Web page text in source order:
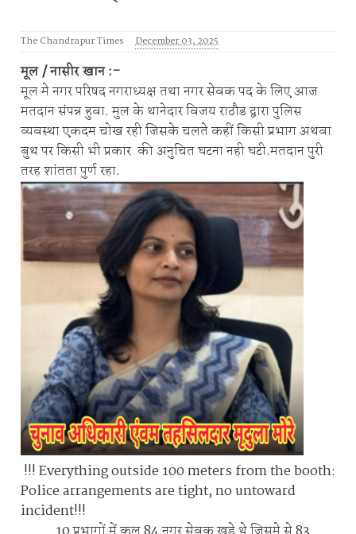
The Chandrapur Times December 03, 2025
मूल / नासीर खान :-
मूल मे नगर परिषद नगराध्यक्ष तथा नगर सेवक पद के लिए आज
मतदान संपन्न हुवा. मुल के थानेदार विजय राठौड द्वारा पुलिस
व्यवस्था एकदम चोख रही जिसके चलते कहीं किसी प्रभाग अथवा
बुथ पर किसी भी प्रकार की अनुचित घटना नही घटी.मतदान पुरी
तरह शांतता पुर्ण रहा.
!!! Everything outside 100 meters from the booth:
Police arrangements are tight, no untoward
incident!!!